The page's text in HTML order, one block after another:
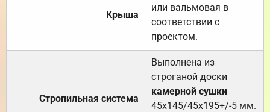
Крыша
или вальмовая в
соответствии с
проектом.
Стропильная система
Выполнена из
строганой доски
камерной сушки
45х145/45х195+/-5 мм.